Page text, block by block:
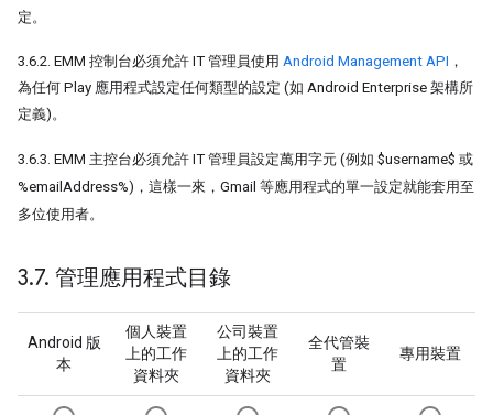
定。
3.6.2. EMM 控制台必須允許 IT 管理員使用 Android Management API ，
為任何 Play 應用程式設定任何類型的設定 (如 Android Enterprise 架構所
定義)。
3.6.3. EMM 主控台必須允許 IT 管理員設定萬用字元 (例如 $username$ 或
%emailAddress%)，這樣一來，Gmail 等應用程式的單一設定就能套用至
多位使用者。
3.7. 管理應用程式目錄
Android 版
本
個人裝置
上的工作
資料夾
公司裝置
上的工作
資料夾
全代管裝
置
專用裝置